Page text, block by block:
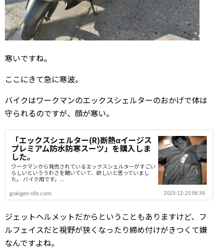
寒いですね。
ここにきて急に寒波。
バイクはワークマンのエックスシェルターのおかげで体は
守られるのですが、顔が寒い。
「エックスシェルター(R)断熱αイージス
プレミアム防水防寒スーツ」を購入しま
した。
ワークマンから発売されているエックスシェルターがすごい
らしいといううわさを聞いていて、欲しいと思っていまし
た。 バイク用です。...
gokigen-life.com
2025-12-25 06:36
ジェットヘルメットだからということもありますけど、フ
ルフェイスだと視野が狭くなったり締め付けがきつくて嫌
なんですよね。